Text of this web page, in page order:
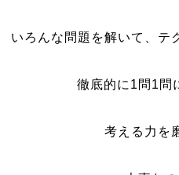
いろんな問題を解いて、テ
徹底的に1問1問
考える力を